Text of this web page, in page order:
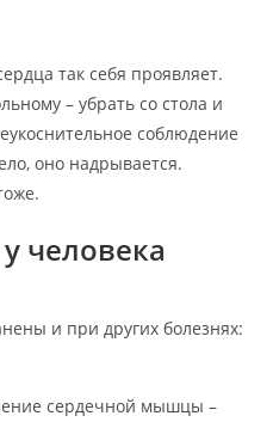
так себя проявляет.
– убрать со стола и
соблюдение
оно надрывается.
человека
и при других болезнях:
сердечной мышцы –